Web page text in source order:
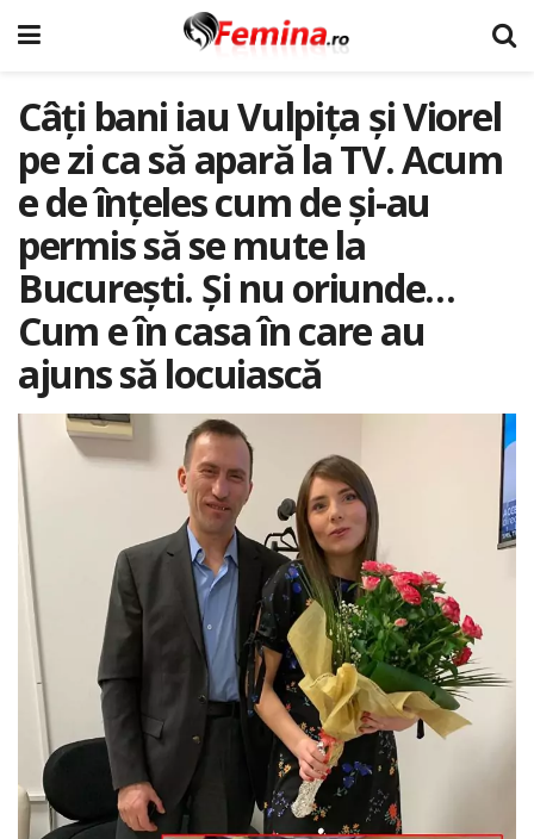
Câți bani iau Vulpița și Viorel
pe zi ca să apară la TV. Acum
e de înțeles cum de și-au
permis să se mute la
București. Și nu oriunde…
Cum e în casa în care au
ajuns să locuiască